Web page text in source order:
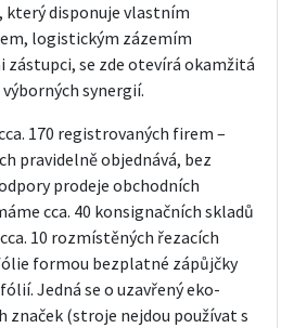
který disponuje vlastním
logistickým zázemím
zástupci, se zde otevírá okamžitá
synergií.
170 registrovaných firem –
pravidelně objednává, bez
prodeje obchodních
cca. 40 konsignačních skladů
10 rozmístěných řezacích
formou bezplatné zápůjčky
Jedná se o uzavřený eko-
značek (stroje nejdou používat s